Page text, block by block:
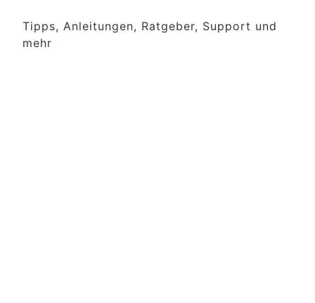
Tipps, Anleitungen, Ratgeber, Support und
mehr